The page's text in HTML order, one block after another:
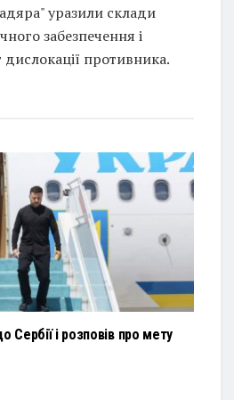
уразили склади
забезпечення і
противника.
Сербії і розповів про мету